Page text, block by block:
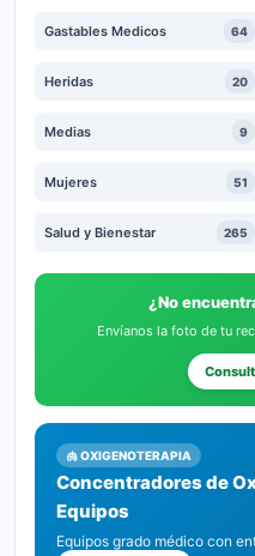
Gastables Medicos 64
Heridas 20
Medias 9
Mujeres 51
Salud y Bienestar 265
¿No
Envíanos la foto de tu
🫁 OXIGENOTERAPIA
Concentradores de
Equipos
Equipos grado médico con